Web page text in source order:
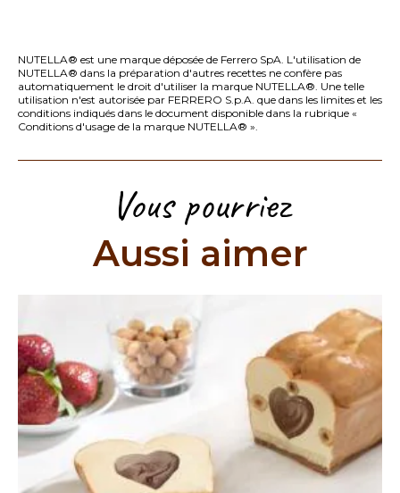
NUTELLA® est une marque déposée de Ferrero SpA. L'utilisation de
NUTELLA® dans la préparation d'autres recettes ne confère pas
automatiquement le droit d'utiliser la marque NUTELLA®. Une telle
utilisation n'est autorisée par FERRERO S.p.A. que dans les limites et les
conditions indiqués dans le document disponible dans la rubrique «
Conditions d'usage de la marque NUTELLA® ».
Vous pourriez
Aussi aimer